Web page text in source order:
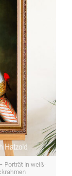
Porträt in weiß-